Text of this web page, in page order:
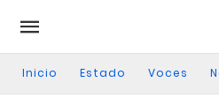
Inicio Estado Voces